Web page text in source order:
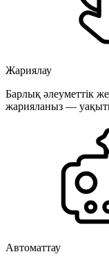
Жариялау
Барлық әлеуметтік
жарияланыз —
Автоматтау